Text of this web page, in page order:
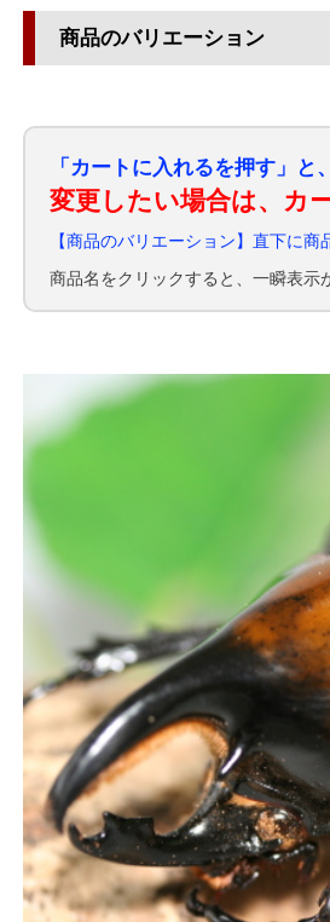
商品のバリエーション
「カートに入れるを押す」と
変更したい場合は、カ
【商品のバリエーション】直下に
商品名をクリックすると、一瞬表示